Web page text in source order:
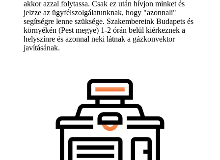
akkor azzal folytassa. Csak ez után hívjon minket és
jelzze az ügyfélszolgálatunknak, hogy "azonnali"
segítségre lenne szüksége. Szakembereink Budapets és
környékén (Pest megye) 1-2 órán belül kiérkeznek a
helyszínre és azonnal neki látnak a gázkonvektor
javításának.